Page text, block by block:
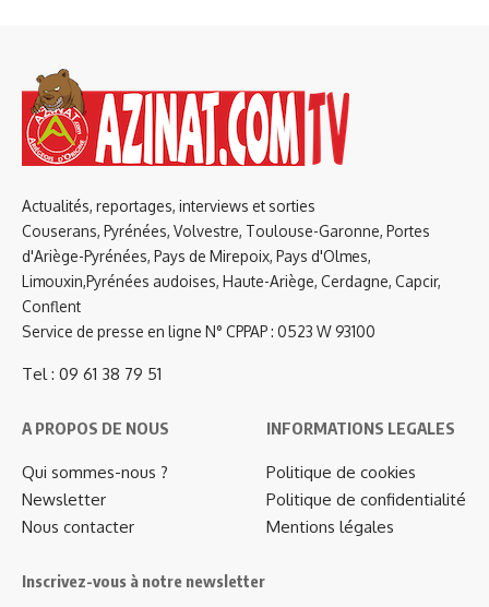
Actualités, reportages, interviews et sorties
Couserans, Pyrénées, Volvestre, Toulouse-Garonne, Portes
d'Ariège-Pyrénées, Pays de Mirepoix, Pays d'Olmes,
Limouxin,Pyrénées audoises, Haute-Ariège, Cerdagne, Capcir,
Conflent
Service de presse en ligne N° CPPAP : 0523 W 93100
Tel : 09 61 38 79 51
A PROPOS DE NOUS
Qui sommes-nous ?
Newsletter
Nous contacter
INFORMATIONS LEGALES
Politique de cookies
Politique de confidentialité
Mentions légales
Inscrivez-vous à notre newsletter